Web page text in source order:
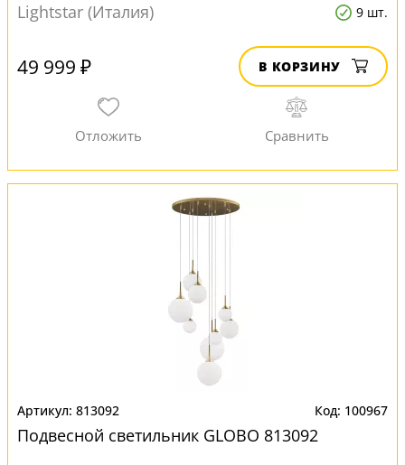
Lightstar (Италия) 9 шт.
49 999 ₽ В КОРЗИНУ
813092 100967
Подвесной светильник GLOBO 813092